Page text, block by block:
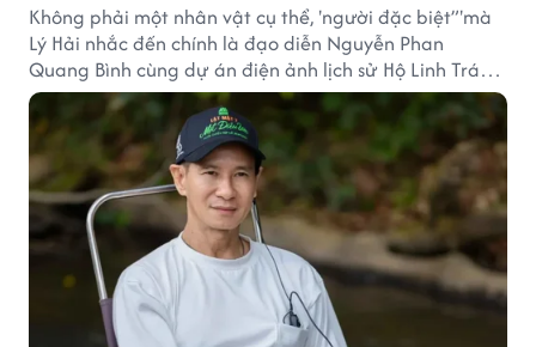
Không phải một nhân vật cụ thể, 'người đặc biệt”'mà
Lý Hải nhắc đến chính là đạo diễn Nguyễn Phan
Quang Bình cùng dự án điện ảnh lịch sử Hộ Linh Tráng
Sĩ: Bí Ẩn Mộ Vua Đinh.